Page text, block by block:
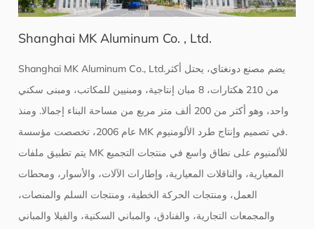
Shanghai MK Aluminum Co. , Ltd.
Shanghai MK Aluminum Co., Ltd.يضم مصنع دونغتاي، يحتل أكثر
من 210 هكتارات، 8 مبان إنتاجية، ومبنيين للمكاتب، ومبنى سكني
واحد، وهو أكثر من 200 ألف متر مربع من مساحة البناء إجمالا. ومنذ
عام 2006، تخصصت مؤسسة MK في تصميم وإنتاج طرد الألومنيوم.
يتم تطبيق ملفات MK للألمنيوم على نطاق واسع في منتجات التجميع
المعيارية، والناقلات المعيارية، وإطارات الآلات، والأسوار، ومحطات
العمل، ومنتجات الحركة الخطية، ومنتجات السلم والمنصات،
والمجمعات التجارية، والفنادق، والمباني السكنية، والفيلا والمباني